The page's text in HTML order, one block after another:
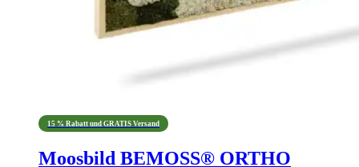
15 % Rabatt und GRATIS Versand
Moosbild BEMOSS® ORTHO